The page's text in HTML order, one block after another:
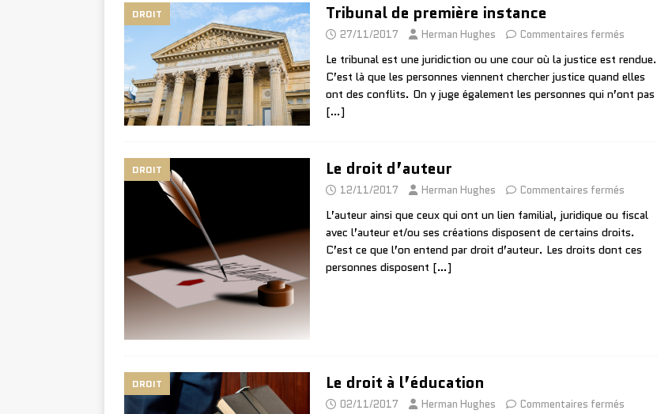
DROIT Tribunal de première instance
27/11/2017 Herman Hughes Commentaires fermés
Le tribunal est une juridiction ou une cour où la justice est rendue.
C’est là que les personnes viennent chercher justice quand elles
ont des conflits. On y juge également les personnes qui n’ont pas
[…]
DROIT Le droit d’auteur
12/11/2017 Herman Hughes Commentaires fermés
L’auteur ainsi que ceux qui ont un lien familial, juridique ou fiscal
avec l’auteur et/ou ses créations disposent de certains droits.
C’est ce que l’on entend par droit d’auteur. Les droits dont ces
personnes disposent […]
DROIT Le droit à l’éducation
02/11/2017 Herman Hughes Commentaires fermés